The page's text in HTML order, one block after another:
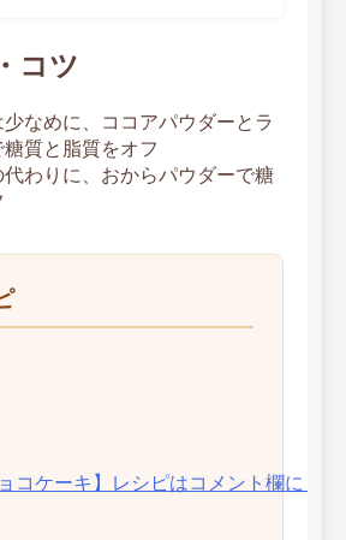
コツ
なめに、ココアパウダーとラ
糖質と脂質をオフ
代わりに、おからパウダーで糖